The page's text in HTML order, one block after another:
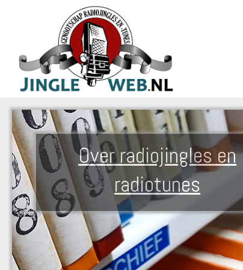
Over radiojingles en
radiotunes